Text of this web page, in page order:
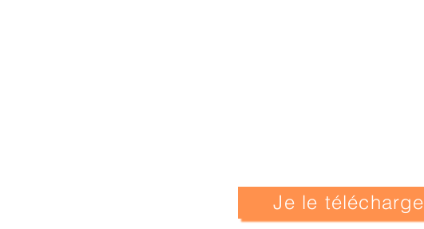
Je le télécharge